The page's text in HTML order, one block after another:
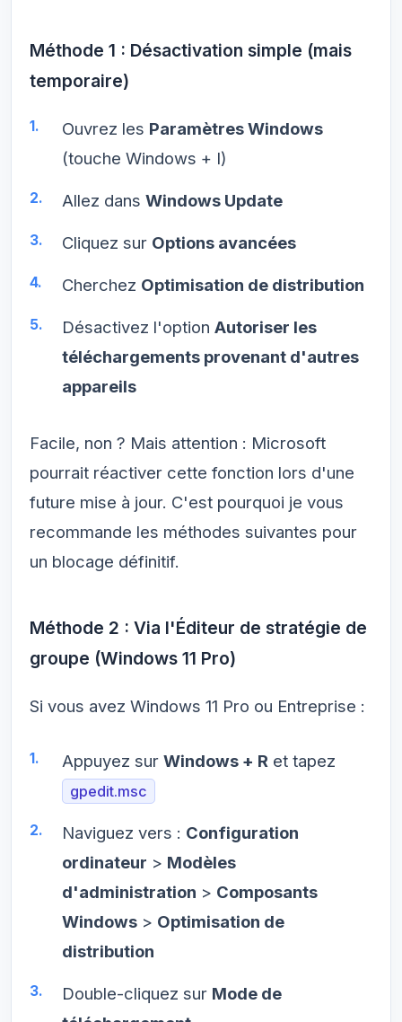
Méthode 1 : Désactivation simple (mais
temporaire)
Ouvrez les Paramètres Windows
(touche Windows + I)
Allez dans Windows Update
Cliquez sur Options avancées
Cherchez Optimisation de distribution
Désactivez l'option Autoriser les
téléchargements provenant d'autres
appareils
Facile, non ? Mais attention : Microsoft
pourrait réactiver cette fonction lors d'une
future mise à jour. C'est pourquoi je vous
recommande les méthodes suivantes pour
un blocage définitif.
Méthode 2 : Via l'Éditeur de stratégie de
groupe (Windows 11 Pro)
Si vous avez Windows 11 Pro ou Entreprise :
Appuyez sur Windows + R et tapez
gpedit.msc
Naviguez vers : Configuration
ordinateur > Modèles
d'administration > Composants
Windows > Optimisation de
distribution
Double-cliquez sur Mode de